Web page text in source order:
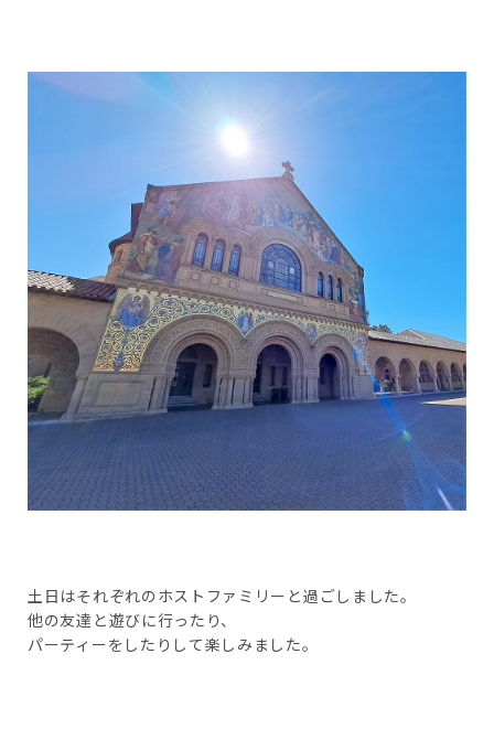
土日はそれぞれのホストファミリーと過ごしました。
他の友達と遊びに行ったり、
パーティーをしたりして楽しみました。